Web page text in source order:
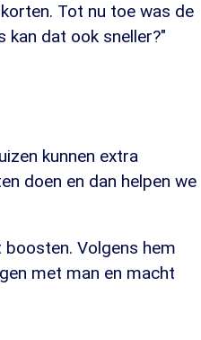
Tot nu toe was de
kan dat ook sneller?"
kunnen extra
doen en dan helpen we
Volgens hem
met man en macht